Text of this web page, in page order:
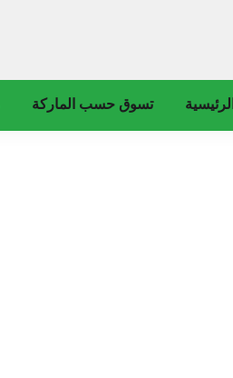
تسوق حسب الماركة الرئيسية